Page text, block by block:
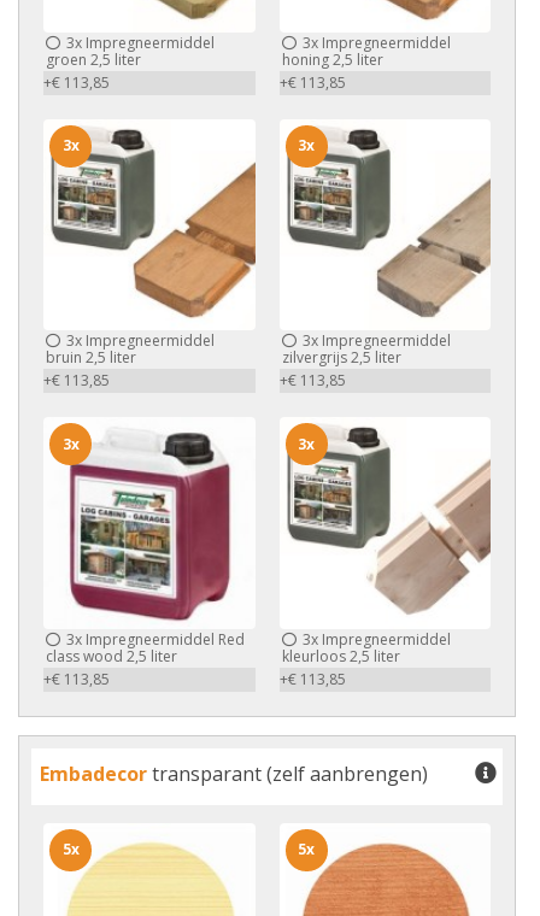
3x Impregneermiddel
groen 2,5 liter
+€ 113,85
3xImpregneermiddel
honing 2,5 liter
+€ 113,85
3x Impregneermiddel
bruin 2,5 liter
+€ 113,85
3x
3xImpregneermiddel
zilvergrijs 2,5 liter
+€ 113,85
3x
3x Impregneermiddel Red
class wood 2,5 liter
+€ 113,85
3x
3xImpregneermiddel
kleurloos 2,5 liter
+€ 113,85
3x
Embadecortransparant (zelf aanbrengen)
5x 5x